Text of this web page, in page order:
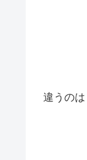
違うのは